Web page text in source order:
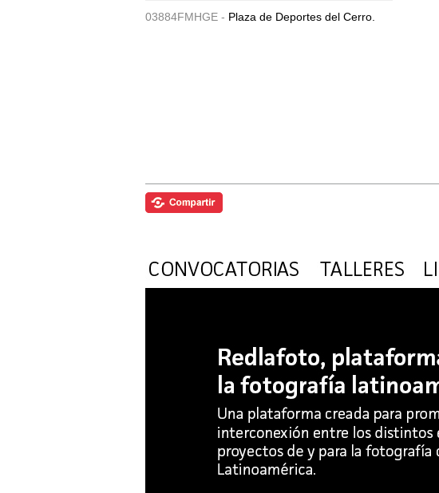
03884FMHGE - Plaza de Deportes del Cerro.